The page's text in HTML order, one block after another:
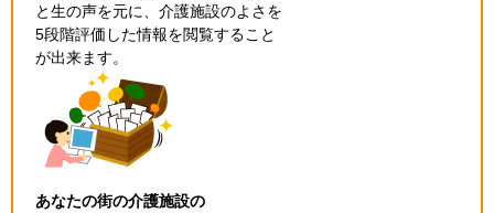
と生の声を元に、介護施設のよさを
5段階評価した情報を閲覧すること
が出来ます。
あなたの街の介護施設の